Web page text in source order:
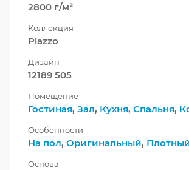
2800 г/м²
Коллекция
Piazzo
Дизайн
12189 505
Помещение
Гостиная, Зал, Кухня, Спальня,
Особенности
На пол, Оригинальный,
Основа